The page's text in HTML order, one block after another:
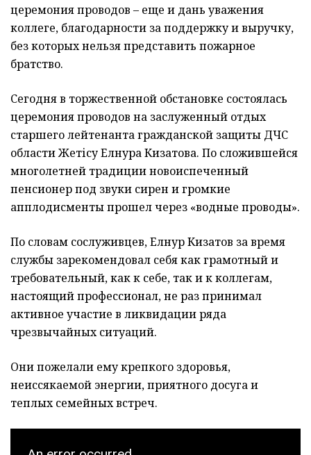
церемония проводов – еще и дань уважения
коллеге, благодарности за поддержку и выручку,
без которых нельзя представить пожарное
братство.
Сегодня в торжественной обстановке состоялась
церемония проводов на заслуженный отдых
старшего лейтенанта гражданской защиты ДЧС
областиЖетісуЕлнура Кизатова. По сложившейся
многолетней традиции новоиспеченный
пенсионер под звуки сирен и громкие
апплодисменты прошел через «водные проводы».
По словам сослуживцев,Елнур Кизатов за время
службы зарекомендовал себя как грамотный и
требовательный, как к себе, так и к коллегам,
настоящий профессионал, не раз принимал
активное участие в ликвидации ряда
чрезвычайных ситуаций.
Они пожелали ему крепкого здоровья,
неиссякаемой энергии, приятного досуга и
теплых семейных встреч.